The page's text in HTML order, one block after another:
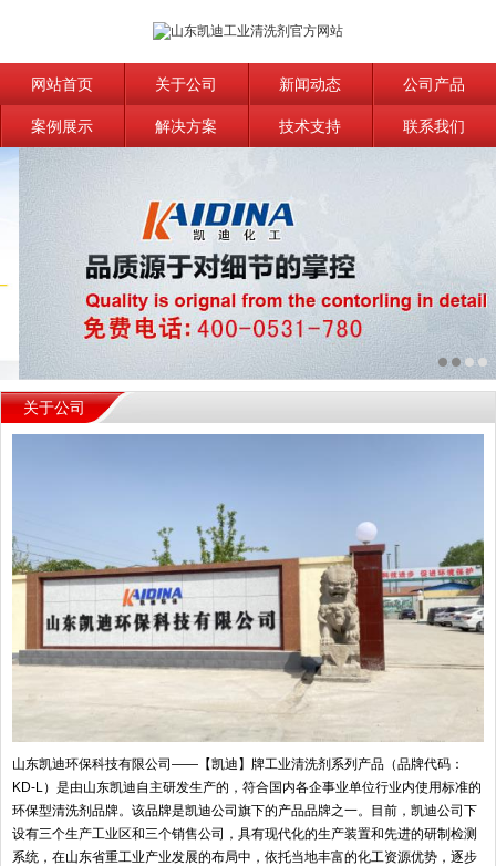
网站首页 关于公司 新闻动态 公司产品
案例展示 解决方案 技术支持 联系我们
关于公司
山东凯迪环保科技有限公司——【凯迪】牌工业清洗剂系列产品（品牌代码：
KD-L）是由山东凯迪自主研发生产的，符合国内各企事业单位行业内使用标准的
环保型清洗剂品牌。该品牌是凯迪公司旗下的产品品牌之一。目前，凯迪公司下
设有三个生产工业区和三个销售公司，具有现代化的生产装置和先进的研制检测
系统，在山东省重工业产业发展的布局中，依托当地丰富的化工资源优势，逐步